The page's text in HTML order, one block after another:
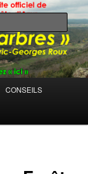
CONSEILS